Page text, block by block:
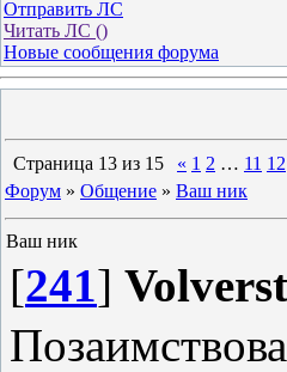
Отправить ЛС
Читать ЛС ()
Новые сообщения форума
Страница 13 из 15 « 1 2 … 11 12
Форум » Общение » Ваш ник
Ваш ник
[241]